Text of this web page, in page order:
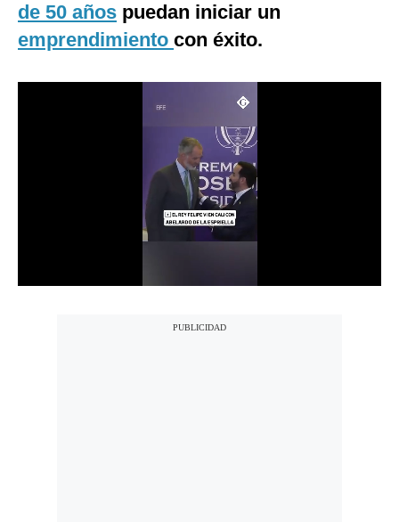
Tecnología
de 50 años puedan iniciar un
emprendimiento con éxito.